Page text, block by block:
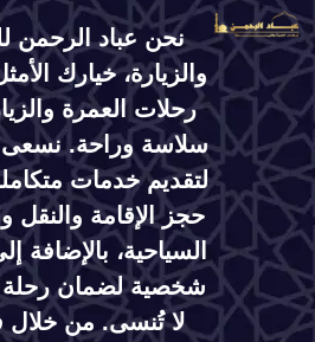
نحن عباد الرحمن للعمرة
والزيارة، خيارك الأمثل لتنظيم
رحلات العمرة والزيارة بكل
سلاسة وراحة. نسعى جاهدين
لتقديم خدمات متكاملة تشمل
حجز الإقامة والنقل والجولات
السياحية، بالإضافة إلى متابعة
شخصية لضمان رحلة روحانية
لا تُنسى. من خلال فريقنا